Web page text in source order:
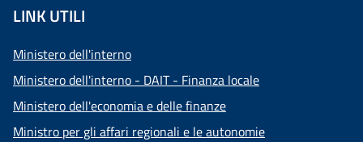
LINK UTILI
Ministero dell'interno
Ministero dell'interno - DAIT - Finanza locale
Ministero dell'economia e delle finanze
Ministro per gli affari regionali e le autonomie